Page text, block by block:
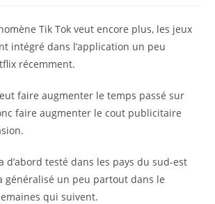
Tik Tok veut encore plus, les jeux
intégré dans l’application un peu
récemment.
faire augmenter le temps passé sur
faire augmenter le cout publicitaire
d’abord testé dans les pays du sud-est
généralisé un peu partout dans le
qui suivent.